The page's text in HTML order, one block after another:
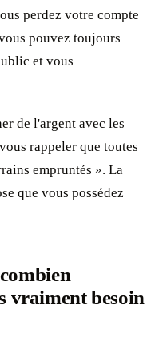
perdez votre compte
pouvez toujours
et vous
de l'argent avec les
rappeler que toutes
empruntés ». La
que vous possédez
vraiment besoin